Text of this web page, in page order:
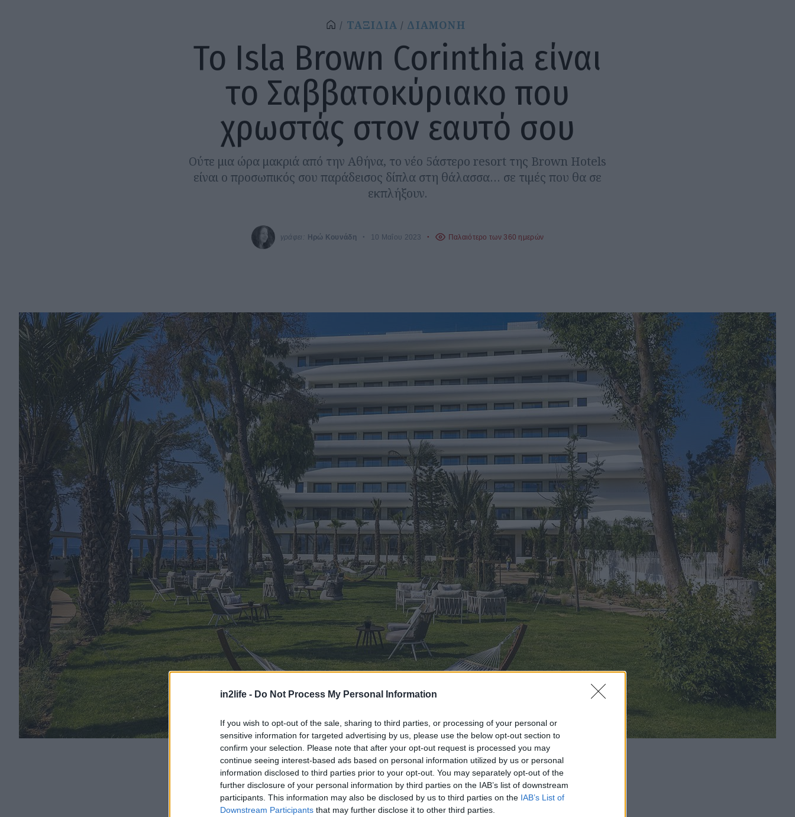
in2life - Do Not Process My Personal Information
If you wish to opt-out of the sale, sharing to third parties, or processing of your personal or
sensitive information for targeted advertising by us, please use the below opt-out section to
confirm your selection. Please note that after your opt-out request is processed you may
continue seeing interest-based ads based on personal information utilized by us or personal
information disclosed to third parties prior to your opt-out. You may separately opt-out of the
further disclosure of your personal information by third parties on the IAB’s list of downstream
participants. This information may also be disclosed by us to third parties on the IAB’s List of
Downstream Participants that may further disclose it to other third parties.
ΤΑΞΙΔΙΑ ΔΙΑΜΟΝΗ
Το Isla Brown Corinthia είναι
το Σαββατοκύριακο που
χρωστάς στον εαυτό σου
Ούτε μια ώρα μακριά από την Αθήνα, το νέο 5άστερο resort της Brown Hotels
είναι ο προσωπικός σου παράδεισος δίπλα στη θάλασσα… σε τιμές που θα σε
εκπλήξουν.
γράφει: Ηρώ Κουνάδη 10 Μαΐου 2023 Παλαιότερο των 360 ημερών